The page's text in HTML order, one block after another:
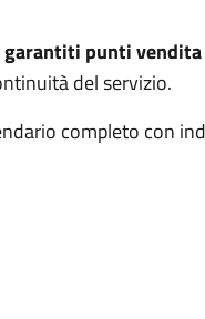
garantiti punti
del servizio.
completo con